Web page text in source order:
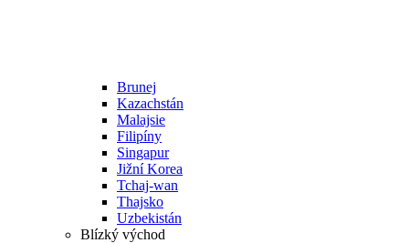
Brunej
Kazachstán
Malajsie
Filipíny
Singapur
Jižní Korea
Tchaj-wan
Thajsko
Uzbekistán
Blízký východ